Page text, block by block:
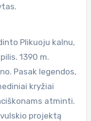
Plikuoju kalnu,
1390 m.
Pasak legendos,
kryžiai
atminti.
projektą